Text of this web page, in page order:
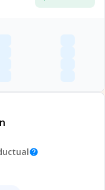
help